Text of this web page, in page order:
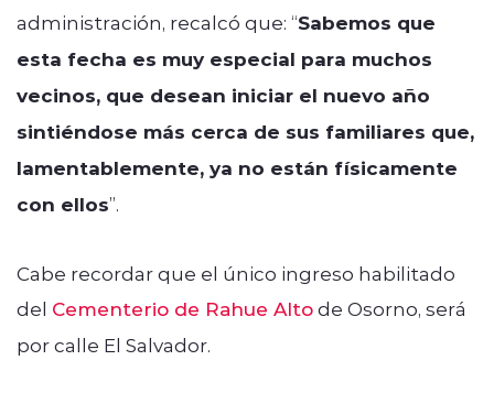
administración, recalcó que: “Sabemos que
esta fecha es muy especial para muchos
vecinos, que desean iniciar el nuevo año
sintiéndose más cerca de sus familiares que,
lamentablemente, ya no están físicamente
con ellos”.
Cabe recordar que el único ingreso habilitado
del Cementerio de Rahue Altode Osorno, será
por calle El Salvador.